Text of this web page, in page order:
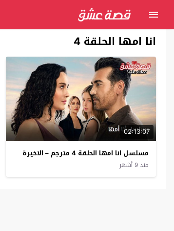
انا امها الحلقة 4
02:13:07
مسلسل انا امها الحلقة 4 مترجم – الاخيرة
منذ 9 أشهر